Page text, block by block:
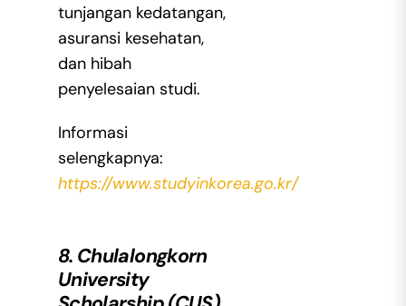
tunjangan kedatangan,
asuransi kesehatan,
dan hibah
penyelesaian studi.
Informasi
selengkapnya:
https://www.studyinkorea.go.kr/
8. Chulalongkorn
University